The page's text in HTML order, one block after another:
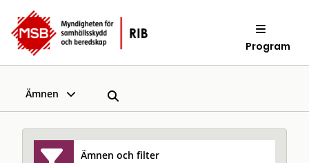
Program
Ämnen
Ämnen och filter